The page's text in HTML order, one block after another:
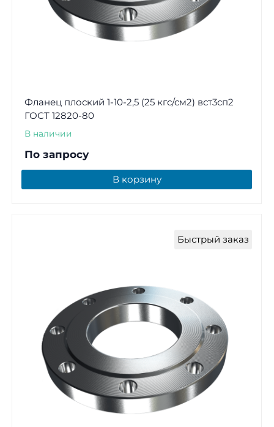
Фланец плоский 1-10-2,5 (25 кгс/см2) вст3сп2
ГОСТ 12820-80
В наличии
По запросу
В корзину
Быстрый заказ